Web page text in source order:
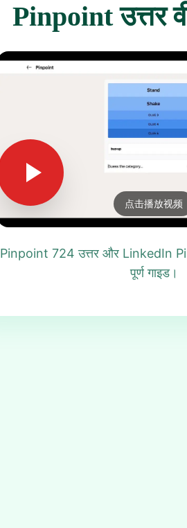
Pinpoint उत्तर
点击播放视频
Pinpoint 724 उत्तर और LinkedIn
पूर्ण गाइड।